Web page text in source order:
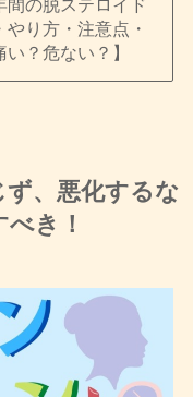
間の脱ステロイド
り方・注意点・
？危ない？】
ず、悪化するな
き！